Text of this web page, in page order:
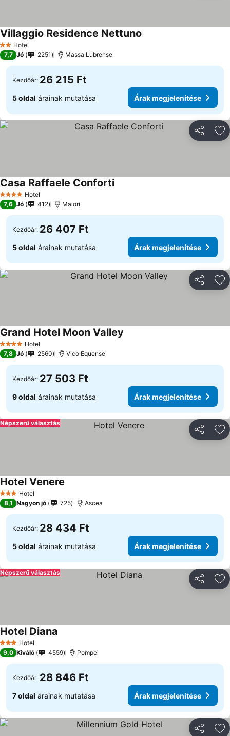
2 Kategória
Hotel
Villaggio Residence Nettuno
7,7 Jó 2251 Massa Lubrense
Kezdőár: 26 215 Ft
5 oldal árainak mutatása Árak megjelenítése
4 KategóriaHotel
Casa Raffaele ConfortiÁrak megjelenítése
7,6 Jó 412 Maiori
Kezdőár: 26 407 Ft
5 oldal árainak mutatása Árak megjelenítése
4 KategóriaHotel
Grand Hotel Moon Valley
7,8 Jó 2560 Vico Equense
Kezdőár: 27 503 Ft
9 oldal árainak mutatása Árak megjelenítése
Népszerű választás
3 Kategória
Hotel
Hotel Venere
8,1 Nagyon jó 725 Ascea
Kezdőár: 28 434 Ft
5 oldal árainak mutatása Árak megjelenítése
Népszerű választás
3 Kategória
Hotel
Hotel Diana
9,0 Kiváló 4559 Pompei
Kezdőár: 28 846 Ft
7 oldal árainak mutatása Árak megjelenítése